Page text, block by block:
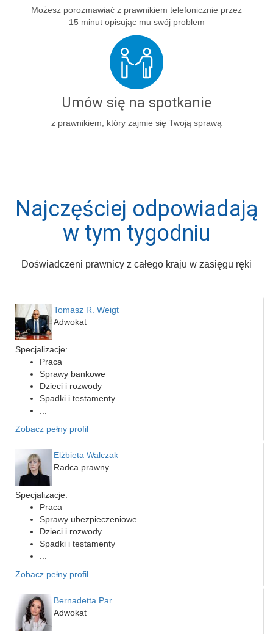
Możesz porozmawiać z prawnikiem telefonicznie przez
15 minut opisując mu swój problem
Umów się na spotkanie
z prawnikiem, który zajmie się Twoją sprawą
Najczęściej odpowiadają
w tym tygodniu
Doświadczeni prawnicy z całego kraju w zasięgu ręki
Tomasz R. Weigt
Adwokat
Specjalizacje:
Praca
Sprawy bankowe
Dzieci i rozwody
Spadki i testamenty
Zobacz pełny profil
Elżbieta Walczak
Radca prawny
Specjalizacje:
Praca
Sprawy ubezpieczeniowe
Dzieci i rozwody
Spadki i testamenty
Zobacz pełny profil
Adwokat